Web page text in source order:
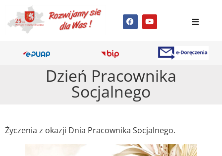
Dzień Pracownika
Socjalnego
Życzenia z okazji Dnia Pracownika Socjalnego.